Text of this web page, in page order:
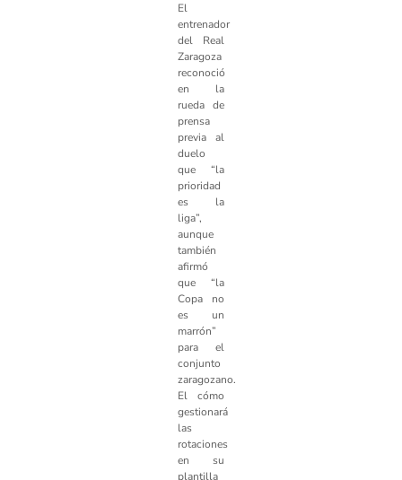
El
entrenador
del Real
Zaragoza
reconoció
en la
rueda de
prensa
previa al
duelo
que “la
prioridad
es la
liga”,
aunque
también
afirmó
que “la
Copa no
es un
marrón”
para el
conjunto
zaragozano.
El cómo
gestionará
las
rotaciones
en su
plantilla